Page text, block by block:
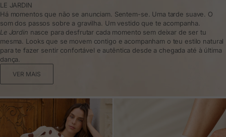
LE JARDIN
Há momentos que não se anunciam. Sentem-se. Uma tarde suave. O
som dos passos sobre a gravilha. Um vestido que te acompanha.
Le Jardin nasce para desfrutar cada momento sem deixar de ser tu
mesma. Looks que se movem contigo e acompanham o teu estilo natural
para te fazer sentir confortável e autêntica desde a chegada até à última
dança.
VER MAIS